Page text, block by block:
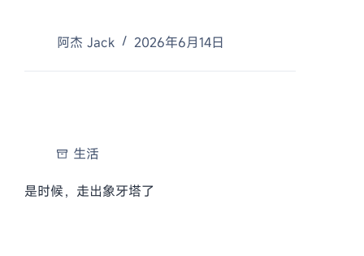
阿杰 Jack 2026年6月14日
生活
是时候，走出象牙塔了